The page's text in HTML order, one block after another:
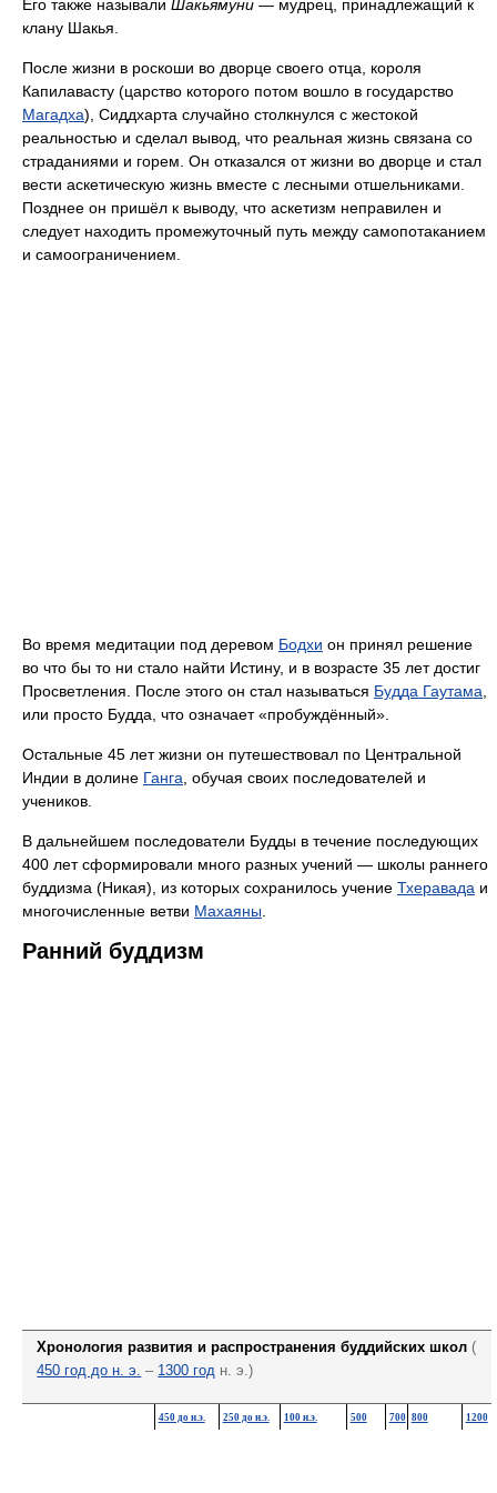
Его также называли Шакьямуни — мудрец, принадлежащий к
клану Шакья.
После жизни в роскоши во дворце своего отца, короля
Капилавасту (царство которого потом вошло в государство
Магадха), Сиддхарта случайно столкнулся с жестокой
реальностью и сделал вывод, что реальная жизнь связана со
страданиями и горем. Он отказался от жизни во дворце и стал
вести аскетическую жизнь вместе с лесными отшельниками.
Позднее он пришёл к выводу, что аскетизм неправилен и
следует находить промежуточный путь между самопотаканием
и самоограничением.
Во время медитации под деревом Бодхи он принял решение
во что бы то ни стало найти Истину, и в возрасте 35 лет достиг
Просветления. После этого он стал называться Будда Гаутама
или просто Будда, что означает «пробуждённый».
Остальные 45 лет жизни он путешествовал по Центральной
Индии в долине Ганга , обучая своих последователей и
учеников.
В дальнейшем последователи Будды в течение последующих
400 лет сформировали много разных учений — школы раннего
буддизма (Никая), из которых сохранилось учение Тхеравада и
многочисленные ветви Махаяны
Ранний буддизм
Хронология развития и распространения буддийских школ (
450 год до н. э. – 1300 год н. э.)
450 до н.э. 250 до н.э. 100 н.э. 500 700 800 1200